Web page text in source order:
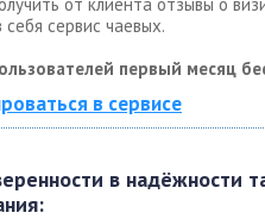
сервис чаевых.
первый месяц
в сервисе
в надёжности